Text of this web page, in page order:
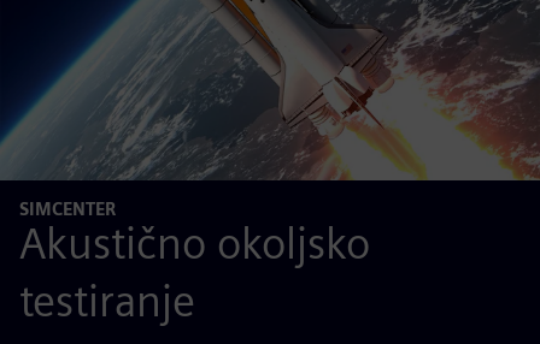
SIMCENTER
Akustično okoljsko
testiranje